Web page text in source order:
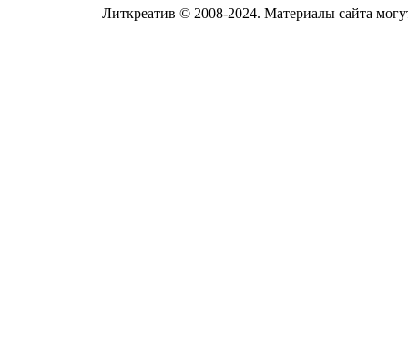
Литкреатив © 2008-2024. Материалы сайта